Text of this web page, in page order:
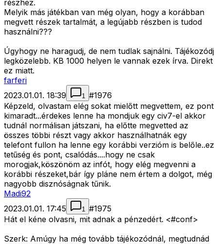
részhez.
Melyik más játékban van még olyan, hogy a korábban
megvett részek tartalmát, a legújabb részben is tudod
használni???
Úgyhogy ne haragudj, de nem tudlak sajnálni. Tájékozódj
legközelebb. KB 1000 helyen le vannak ezek írva. Direkt
ez miatt.
farferi
2023.01.01. 18:39
1 #1976
Képzeld, olvastam elég sokat mielőtt megvettem, ez pont
kimaradt...érdekes lenne ha mondjuk egy civ7-el akkor
tudnál normálisan játszani, ha előtte megvetted az
összes többi részt vagy akkor használhatnák egy
telefont fullon ha lenne egy korábbi verzióm is belőle..ez
tetűség és pont, csalódás....hogy ne csak
morogjak,köszönöm az infót, hogy elég megvenni a
korábbi részeket,bár így pláne nem értem a dolgot, még
nagyobb disznóságnak tűnik.
Madi92
2023.01.01. 17:45
1 #1975
Hát el kéne olvasni, mit adnak a pénzedért. <#conf>
Szerk: Amúgy ha még tovább tájékozódnál, megtudnád